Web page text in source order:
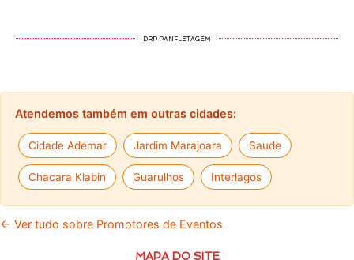
DRP PANFLETAGEM
Atendemos também em outras cidades:
Cidade Ademar Jardim Marajoara Saude
Chacara Klabin Guarulhos Interlagos
← Ver tudo sobre Promotores de Eventos
MAPA DO SITE